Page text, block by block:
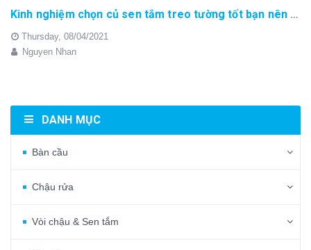
Kinh nghiệm chọn củ sen tắm treo tường tốt bạn nên biết
Thursday, 08/04/2021
Nguyen Nhan
DANH MỤC
Bàn cầu
Chậu rửa
Vòi chậu & Sen tắm